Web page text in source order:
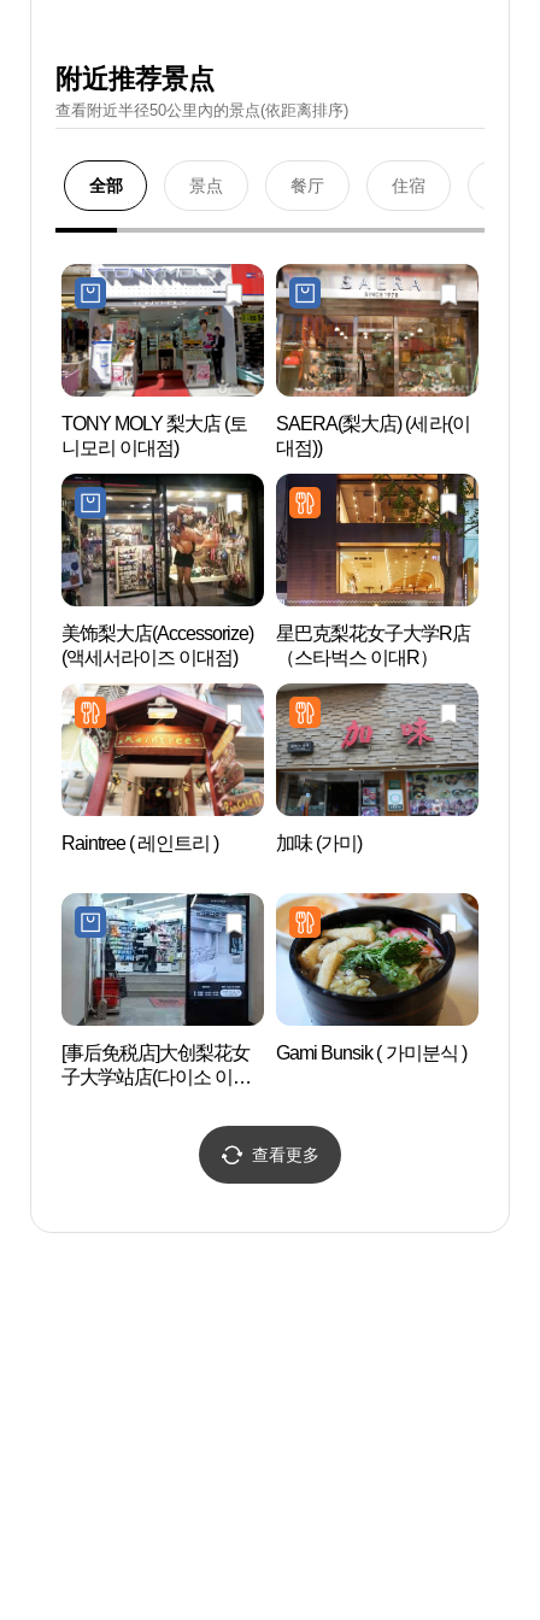
附近推荐景点
查看附近半径50公里內的景点(依距离排序)
全部 景点 餐厅 住宿
TONY MOLY 梨大店 (토
니모리 이대점)
SAERA(梨大店) (세라(이
대점))
美饰梨大店(Accessorize)
(액세서라이즈 이대점)
星巴克梨花女子大学R店
（스타벅스 이대R）
Raintree ( 레인트리 ) 加味 (가미)
[事后免税店]大创梨花女
子大学站店(다이소 이대
Gami Bunsik ( 가미분식 )
查看更多